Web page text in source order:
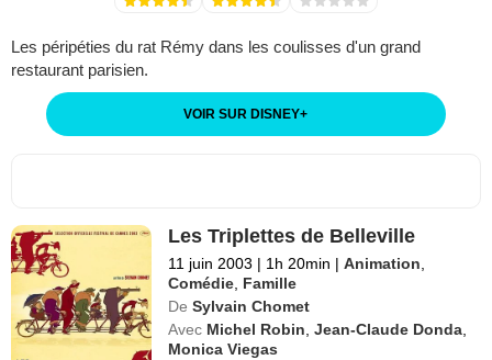
Les péripéties du rat Rémy dans les coulisses d'un grand
restaurant parisien.
VOIR SUR DISNEY+
Les Triplettes de Belleville
11 juin 2003 | 1h 20min | Animation
Comédie Famille
De Sylvain Chomet
Avec Michel Robin ,Jean-Claude Donda
Monica Viegas